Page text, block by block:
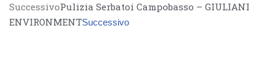
SuccessivoPulizia Serbatoi Campobasso – GIULIANI
ENVIRONMENTSuccessivo